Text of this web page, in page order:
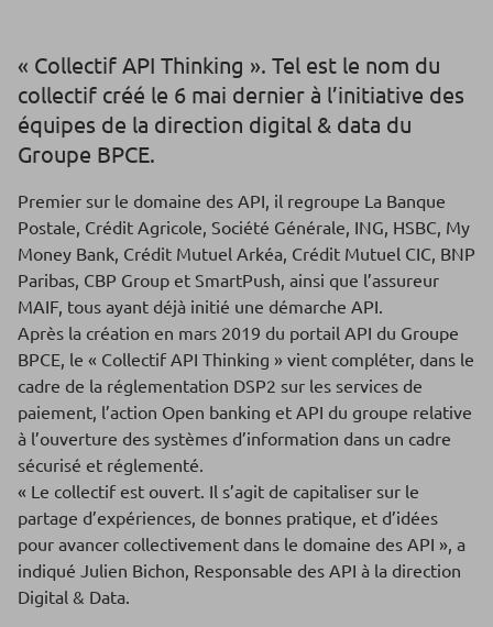
« Collectif API Thinking ». Tel est le nom du
collectif créé le 6 mai dernier à l’initiative des
équipes de la direction digital & data du
Groupe BPCE.
Premier sur le domaine des API, il regroupe La Banque
Postale, Crédit Agricole, Société Générale, ING, HSBC, My
Money Bank, Crédit Mutuel Arkéa, Crédit Mutuel CIC, BNP
Paribas, CBP Group et SmartPush, ainsi que l’assureur
MAIF, tous ayant déjà initié une démarche API.
Après la création en mars 2019 du portail API du Groupe
BPCE, le « Collectif API Thinking » vient compléter, dans le
cadre de la réglementation DSP2 sur les services de
paiement, l’action Open banking et API du groupe relative
à l’ouverture des systèmes d’information dans un cadre
sécurisé et réglementé.
« Le collectif est ouvert. Il s’agit de capitaliser sur le
partage d’expériences, de bonnes pratique, et d’idées
pour avancer collectivement dans le domaine des API », a
indiqué Julien Bichon, Responsable des API à la direction
Digital & Data.